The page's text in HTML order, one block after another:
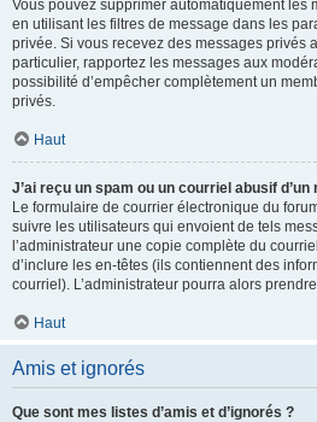
Vous pouvez supprimer automatiquement les
en utilisant les filtres de message dans les
privée. Si vous recevez des messages privés
particulier, rapportez les messages aux
possibilité d’empêcher complètement un
privés.
Haut
J’ai reçu un spam ou un courriel abusif
Le formulaire de courrier électronique du
suivre les utilisateurs qui envoient de tels
l’administrateur une copie complète du
d’inclure les en-têtes (ils contiennent des
courriel). L’administrateur pourra alors
Haut
Amis et ignorés
Que sont mes listes d’amis et d’ignorés ?